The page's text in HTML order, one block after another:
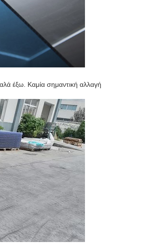
έξω. Καμία σημαντική αλλαγή